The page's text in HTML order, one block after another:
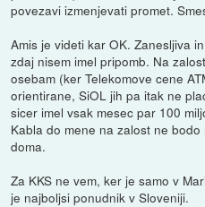
povezavi izmenjevati promet.
Amis je videti kar OK. Zanesljiva
zdaj nisem imel pripomb. Na
osebam (ker Telekomove cene
orientirane, SiOL jih pa itak ne
sicer imel vsak mesec par 100
Kabla do mene na zalost ne
doma.
Za KKS ne vem, ker je samo v
je najboljsi ponudnik v Sloveniji.